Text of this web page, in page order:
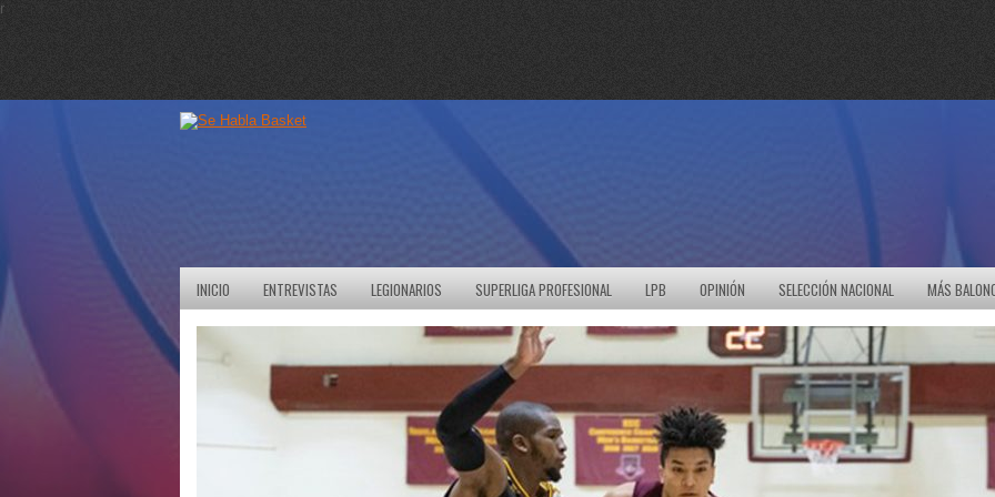
r
INICIO ENTREVISTAS LEGIONARIOS SUPERLIGA PROFESIONAL LPB OPINIÓN SELECCIÓN NACIONAL MÁS